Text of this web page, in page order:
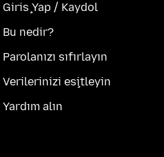
Giriş Yap / Kaydol
Bu nedir?
Parolanızı sıfırlayın
Verilerinizi eşitleyin
Yardım alın